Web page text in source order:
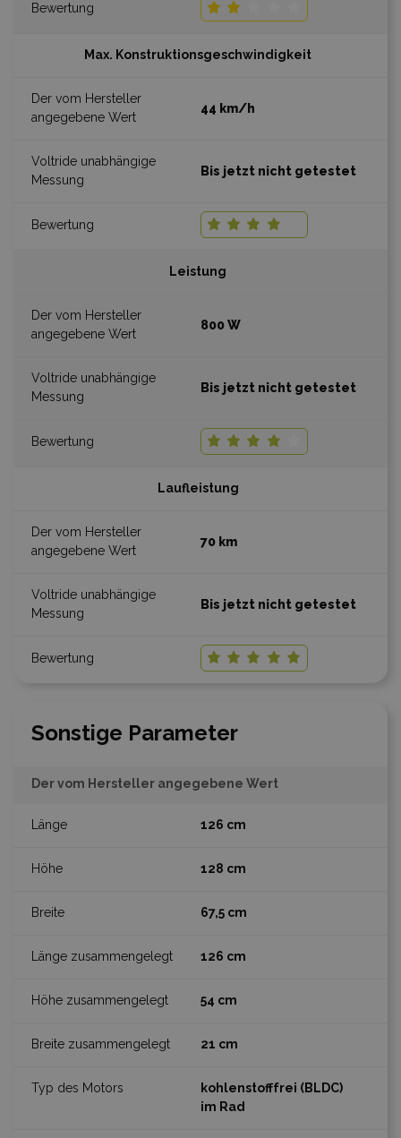
Max. Konstruktionsgeschwindigkeit
44 km/h
Bis jetzt nicht getestet
Leistung
800 W
Bis jetzt nicht getestet
Laufleistung
70 km
Bis jetzt nicht getestet
Sonstige Parameter
Der vom Hersteller angegebene Wert
126 cm
128 cm
67,5 cm
126 cm
54 cm
21 cm
kohlenstofffrei (BLDC)
im Rad